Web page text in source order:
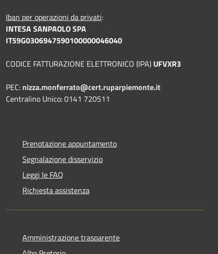
Iban per operazioni da privati:
INTESA SANPAOLO SPA
IT59G0306947590100000046040
CODICE FATTURAZIONE ELETTRONICO (IPA) UFVXR3
PEC: nizza.monferrato@cert.ruparpiemonte.it
Centralino Unico: 0141 720511
Prenotazione appuntamento
Segnalazione disservizio
Leggi le FAQ
Richiesta assistenza
Amministrazione trasparente